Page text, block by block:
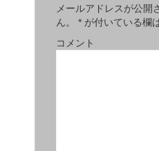
メールアドレスが公開
ん。
* が付いている欄
コメント